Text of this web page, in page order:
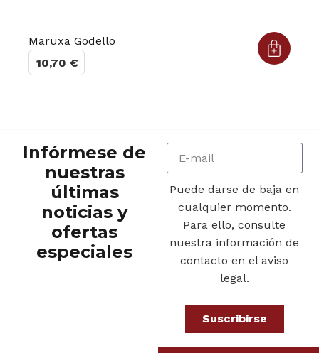
Maruxa Godello
10,70€
Infórmese de
nuestras
últimas
noticias y
ofertas
especiales
Puede darse de baja en
cualquier momento.
Para ello, consulte
nuestra información de
contacto en el aviso
legal.
Suscribirse